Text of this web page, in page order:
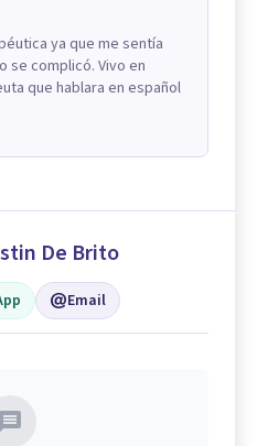
ya que me sentía
se complicó. Vivo en
que hablara en español
De Brito
Email